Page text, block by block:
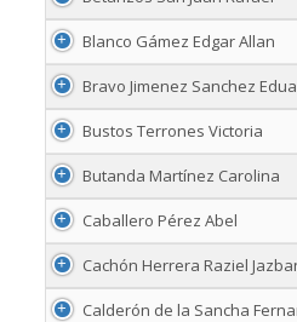
Blanco Gámez Edgar Allan
Bravo Jimenez Sanchez
Bustos Terrones Victoria
Butanda Martínez Carolina
Caballero Pérez Abel
Cachón Herrera Raziel
Calderón de la Sancha